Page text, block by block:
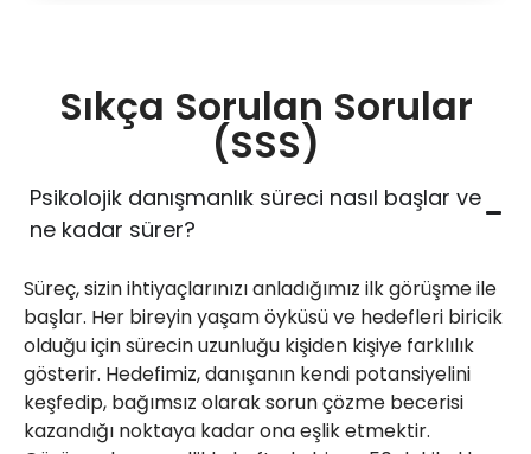
Sıkça Sorulan Sorular
(SSS)
Psikolojik danışmanlık süreci nasıl başlar ve
ne kadar sürer?
Süreç, sizin ihtiyaçlarınızı anladığımız ilk görüşme ile
başlar. Her bireyin yaşam öyküsü ve hedefleri biricik
olduğu için sürecin uzunluğu kişiden kişiye farklılık
gösterir. Hedefimiz, danışanın kendi potansiyelini
keşfedip, bağımsız olarak sorun çözme becerisi
kazandığı noktaya kadar ona eşlik etmektir.